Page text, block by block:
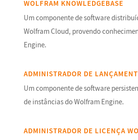
WOLFRAM KNOWLEDGEBASE
Um componente de software
Wolfram Cloud, provendo
Engine.
ADMINISTRADOR DE
Um componente de software
de instâncias do Wolfram Engine.
ADMINISTRADOR DE LICENÇA